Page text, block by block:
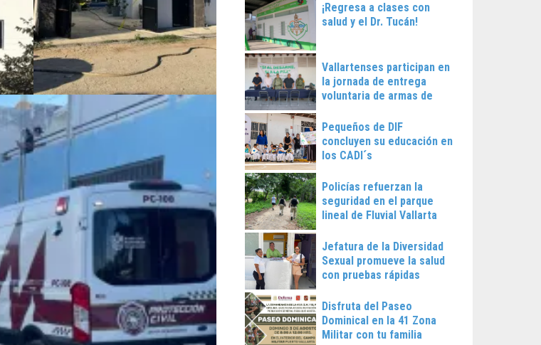
¡Regresa a clases con
salud y el Dr. Tucán!
Vallartenses participan en
la jornada de entrega
voluntaria de armas de
Pequeños de DIF
concluyen su educación en
los CADI´s
Policías refuerzan la
seguridad en el parque
lineal de Fluvial Vallarta
Jefatura de la Diversidad
Sexual promueve la salud
con pruebas rápidas
Disfruta del Paseo
Dominical en la 41 Zona
Militar con tu familia